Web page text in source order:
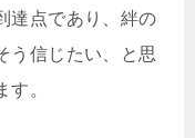
達点であり、絆の
う信じたい、と思
。